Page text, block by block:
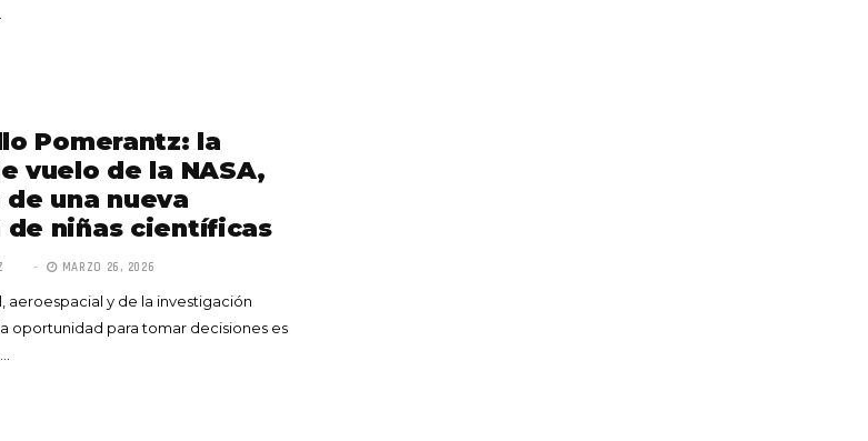
Pomerantz: la
vuelo de la NASA,
una nueva
de niñas científicas
MARZO 26, 2026
aeroespacial y de la investigación
oportunidad para tomar decisiones es